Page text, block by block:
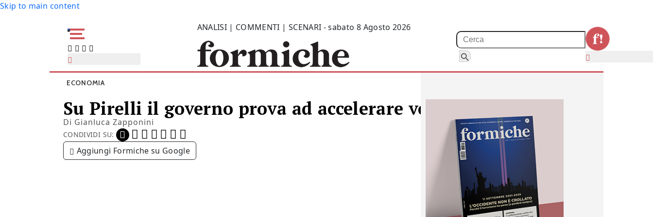
Skip to main content
ANALISI | COMMENTI | SCENARI - sabato 8 Agosto 2026
Search Button
ECONOMIA
Su Pirelli il governo prova ad accelerare verso l’uscita della Cina
Di Gianluca Zapponini
CONDIVIDI SU:
Aggiungi Formiche su Google